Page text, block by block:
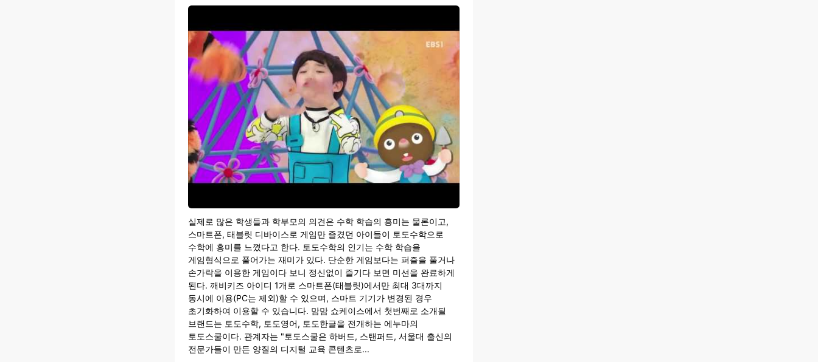
실제로 많은 학생들과 학부모의 의견은 수학 학습의 흥미는 물론이고,
스마트폰, 태블릿 디바이스로 게임만 즐겼던 아이들이 토도수학으로
수학에 흥미를 느꼈다고 한다. 토도수학의 인기는 수학 학습을
게임형식으로 풀어가는 재미가 있다. 단순한 게임보다는 퍼즐을 풀거나
손가락을 이용한 게임이다 보니 정신없이 즐기다 보면 미션을 완료하게
된다. 깨비키즈 아이디 1개로 스마트폰(태블릿)에서만 최대 3대까지
동시에 이용(PC는 제외)할 수 있으며, 스마트 기기가 변경된 경우
초기화하여 이용할 수 있습니다. 맘맘 쇼케이스에서 첫번째로 소개될
브랜드는 토도수학, 토도영어, 토도한글을 전개하는 에누마의
토도스쿨이다. 관계자는 "토도스쿨은 하버드, 스탠퍼드, 서울대 출신의
전문가들이 만든 양질의 디지털 교육 콘텐츠로...